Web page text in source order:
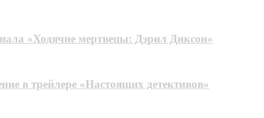
«Ходячие мертвецы: Дэрил Диксон»
в трейлере «Настоящих детективов»